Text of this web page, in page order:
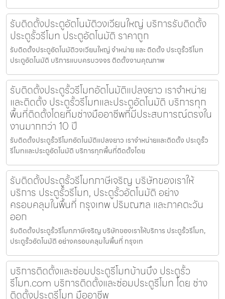
รับติดตั้งประตูอัตโนมัติวงเวียนใหญ่ บริการรับติดตั้ง
ประตูรั้วรีโมท ประตูอัตโนมัติ ราคาถูก
รับติดตั้งประตูอัตโนมัติวงเวียนใหญ่ จำหน่าย และ ติดตั้ง ประตูรั้วรีโมท
ประตูอัตโนมัติ บริการแบบครบวงจร ติดตั้งงานคุณภาพ
รับติดตั้งประตูรั้วรีโมทอัตโนมัติแปลงยาว เราจำหน่าย
และติดตั้ง ประตูรั้วรีโมทและประตูอัตโนมัติ บริการทุก
พื้นที่ติดตั้งโดยทีมช่างมืออาชีพที่มีประสบการณ์ตรงใน
งานมากกว่า 10 ปี
รับติดตั้งประตูรั้วรีโมทอัตโนมัติแปลงยาว เราจำหน่ายและติดตั้ง ประตูรั้ว
รีโมทและประตูอัตโนมัติ บริการทุกพื้นที่ติดตั้งโดย
รับติดตั้งประตูรั้วรีโมทภาษีเจริญ บริษัทของเราให้
บริการ ประตูรั้วรีโมท, ประตูรั้วอัตโนมัติ อย่าง
ครอบคลุมในพื้นที่ กรุงเทพ ปริมณฑล และภาคตะวัน
ออก
รับติดตั้งประตูรั้วรีโมทภาษีเจริญ บริษัทของเราให้บริการ ประตูรั้วรีโมท,
ประตูรั้วอัตโนมัติ อย่างครอบคลุมในพื้นที่ กรุงเท
บริการติดตั้งและซ่อมประตูรีโมทบ้านบึง ประตูรั้ว
รีโมท.com บริการติดตั้งและซ่อมประตูรีโมท โดย ช่าง
ติดตั้งประตูรีโมท มืออาชีพ